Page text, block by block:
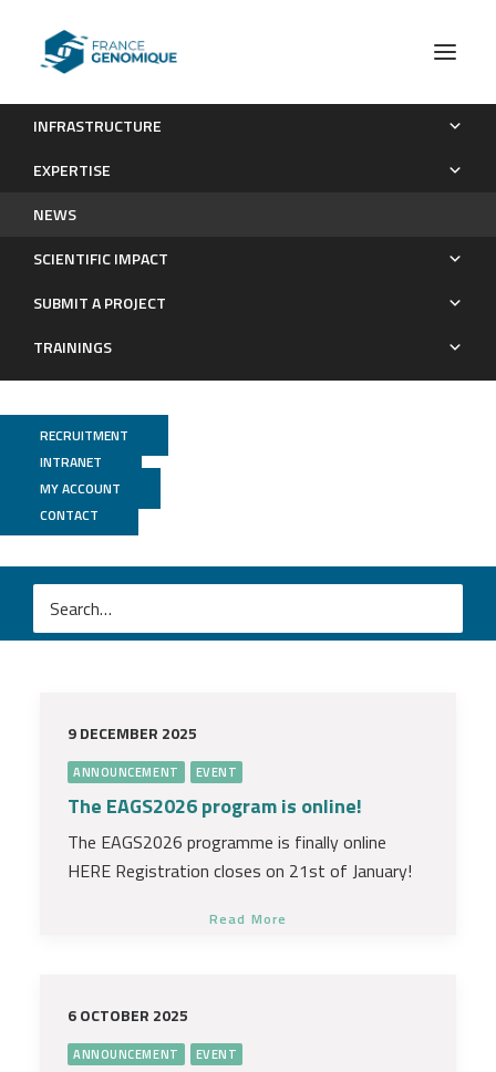
INFRASTRUCTURE
EXPERTISE
NEWS
SCIENTIFIC IMPACT
SUBMIT A PROJECT
TRAININGS
RECRUITMENT
INTRANET
MY ACCOUNT
CONTACT
News
ALL ANNOUNCEMENT
FRANCE GENOMIQUE
EVENT
9 DECEMBER 2025
ANNOUNCEMENT EVENT
The EAGS2026 program is online!
The EAGS2026 programme is finally online
HERE Registration closes on 21st of January!
Read More
6 OCTOBER 2025
ANNOUNCEMENT EVENT